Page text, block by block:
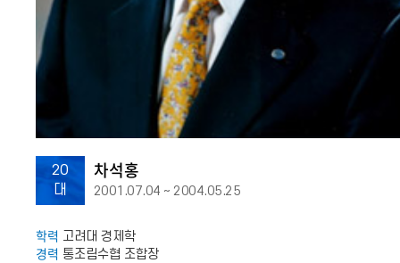
20
대
차석홍
2001.07.04 ~ 2004.05.25
학력 고려대 경제학
경력 통조림수협 조합장